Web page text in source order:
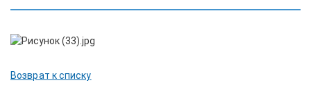
Возврат к списку